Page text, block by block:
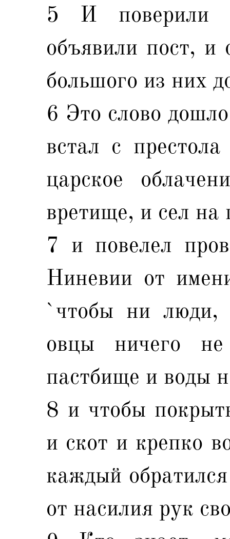
5 И поверили
объявили пост, и
большого из них
6 Это слово
встал с
царское
вретище, и сел на
7 и повелел
Ниневии от
`чтобы ни
овцы ничего
пастбище и воды
8 и чтобы
и скот и крепко
каждый
от насилия рук